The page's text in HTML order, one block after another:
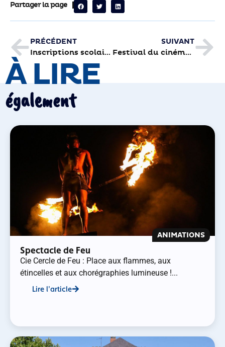
Partager la page
PRÉCÉDENT
Inscriptions scolaires, c’est maintenant
SUIVANT
Festival du cinéma : clap de fin sur une joyeuse édition
À LIRE
également
ANIMATIONS
Spectacle de Feu
Cie Cercle de Feu : Place aux flammes, aux
étincelles et aux chorégraphies lumineuse !...
Lire l'article